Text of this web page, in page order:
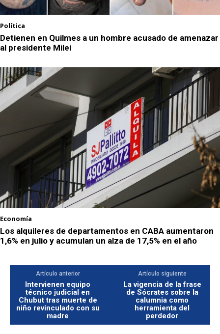
Política
Detienen en Quilmes a un hombre acusado de amenazar
al presidente Milei
Economía
Los alquileres de departamentos en CABA aumentaron
1,6% en julio y acumulan un alza de 17,5% en el año
Artículo anterior
Intervienen equipo
técnico judicial en
Chubut tras muerte de
niño revinculado con su
madre
Artículo siguiente
La vigencia de la frase
de Sócrates sobre la
calumnia como
herramienta del
perdedor